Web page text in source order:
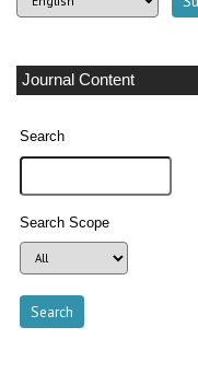
Journal Content
Search
Search Scope